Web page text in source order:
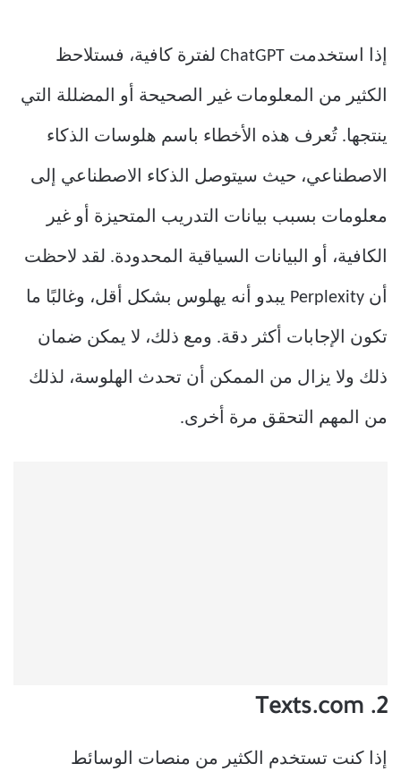
إذا استخدمت ChatGPT لفترة كافية، فستلاحظ
الكثير من المعلومات غير الصحيحة أو المضللة التي
ينتجها. تُعرف هذه الأخطاء باسم هلوسات الذكاء
الاصطناعي، حيث سيتوصل الذكاء الاصطناعي إلى
معلومات بسبب بيانات التدريب المتحيزة أو غير
الكافية، أو البيانات السياقية المحدودة. لقد لاحظت
أن Perplexity يبدو أنه يهلوس بشكل أقل، وغالبًا ما
تكون الإجابات أكثر دقة. ومع ذلك، لا يمكن ضمان
ذلك ولا يزال من الممكن أن تحدث الهلوسة، لذلك
من المهم التحقق مرة أخرى.
2. Texts.com
إذا كنت تستخدم الكثير من منصات الوسائط